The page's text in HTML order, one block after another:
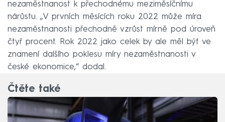
nezaměstnanost k přechodnému meziměsíčnímu
nárůstu. „V prvních měsících roku 2022 může míra
nezaměstnanosti přechodně vzrůst mírně pod úroveň
čtyř procent. Rok 2022 jako celek by ale měl být ve
znamení dalšího poklesu míry nezaměstnanosti v
české ekonomice,“ dodal.
Čtěte také